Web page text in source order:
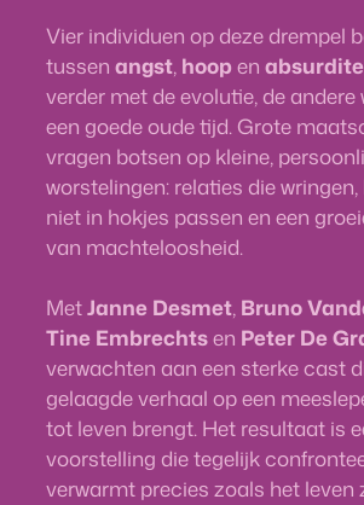
Vier individuen op deze drempel
tussen angst, hoopen
verder met de evolutie, de
een goede oude tijd. Grote
vragen botsen op kleine,
worstelingen: relaties die
niet in hokjes passen en een
van machteloosheid.
MetJanne Desmet, Bruno
Tine Embrechtsen Peter De
verwachten aan een sterke cast
gelaagde verhaal op een
tot leven brengt. Het resultaat is
voorstelling die tegelijk
verwarmt precies zoals het leven